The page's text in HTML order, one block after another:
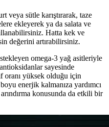
veya sütle karıştırarak, taze
ekleyerek ya da salata ve
Hatta kek ve
değerini artırabilirsiniz.
omega-3 yağ asitleriyle
sayesinde
oranı yüksek olduğu için
enerjik kalmanıza yardımcı
konusunda da etkili bir